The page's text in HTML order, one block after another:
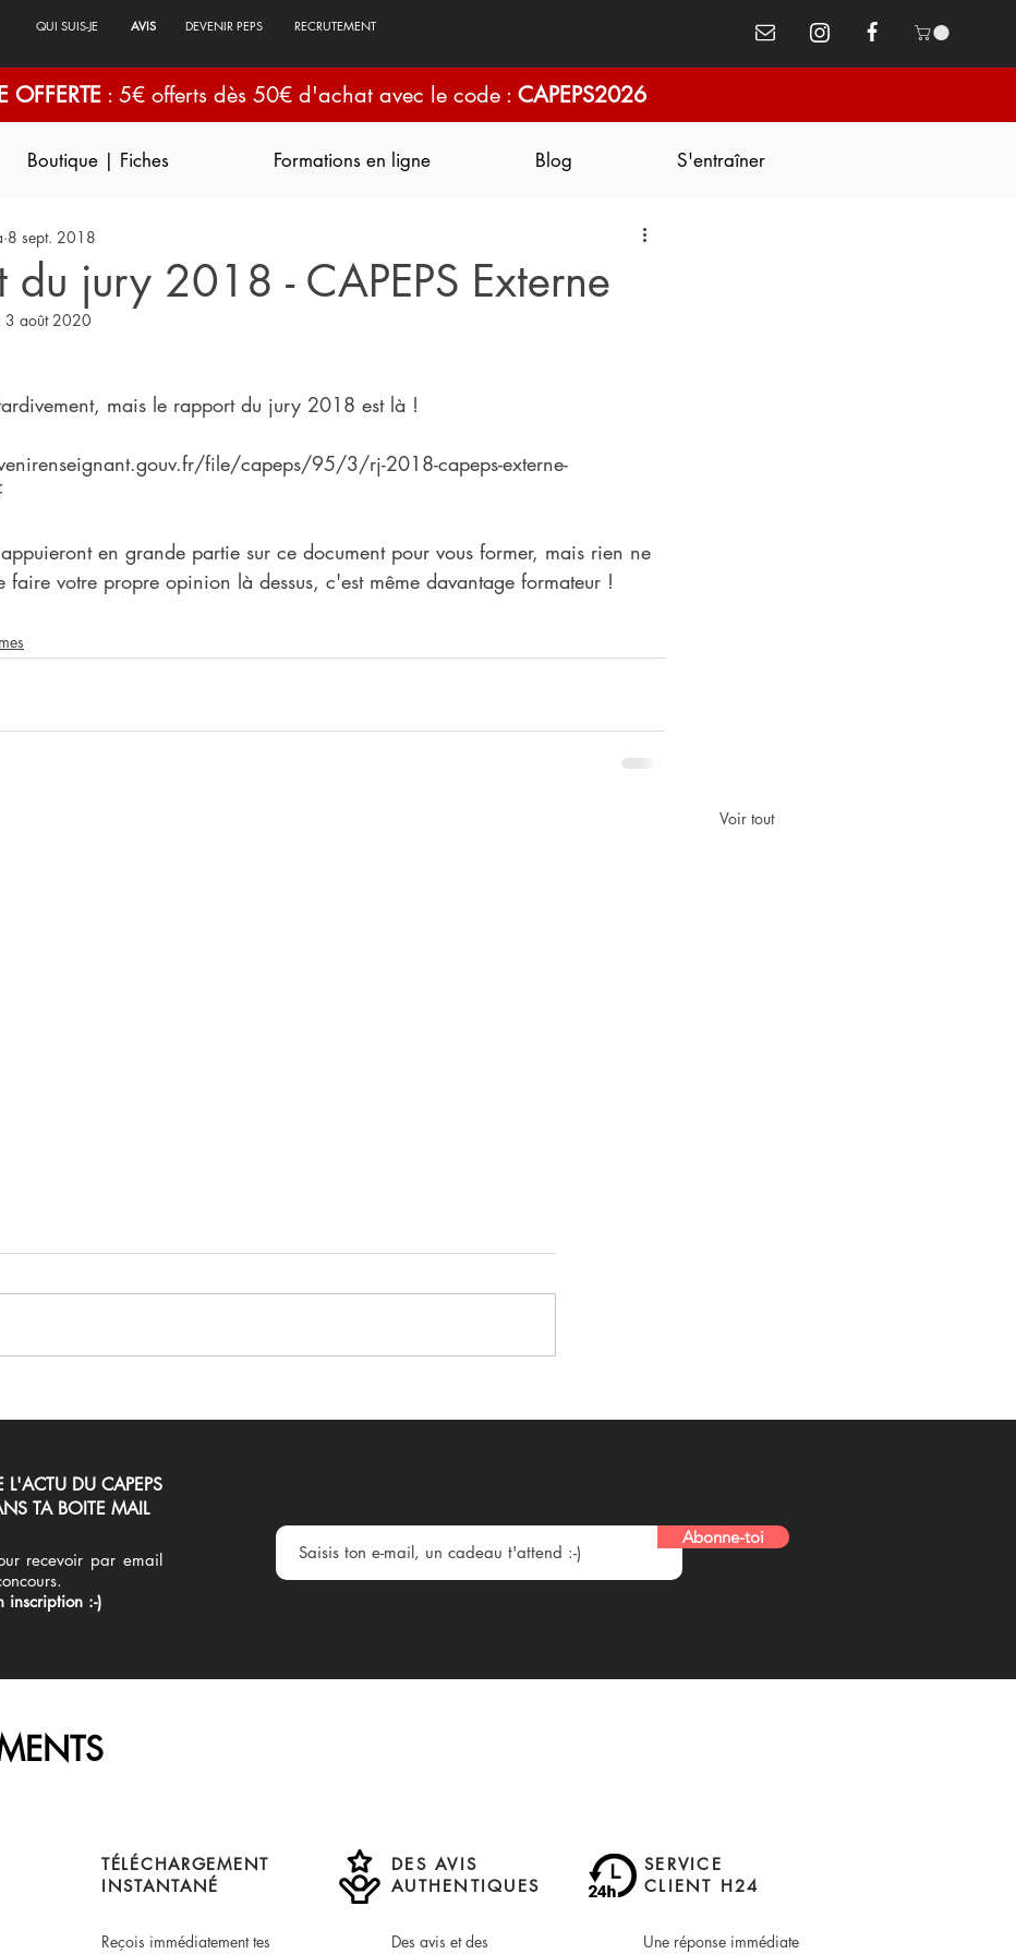
QUI SUIS-JE AVIS DEVENIR PEPS RECRUTEMENT
OFFERTE: 5€ offerts dès 50€ d'achat avec le code : CAPEPS2026
Boutique | Fiches Formations en ligne Blog S'entraîner
du jury 2018 - CAPEPS Externe
8 sept. 2018
3 août 2020
mais le rapport du jury 2018 est là !
file/capeps/95/3/rj-2018-capeps-externe-
en grande partie sur ce document pour vous former, mais rien ne
faire votre propre opinion là dessus, c'est même davantage formateur !
Voir tout
CAPEPS 2024
CAPEPS Externe 2022 - 2023
DU CAPEPS
TA BOITE MAIL
recevoir par email
inscription :-)
Abonne-toi
TÉLÉCHARGEMENT
INSTANTANÉ
DES AVIS
AUTHENTIQUES
SERVICE
CLIENT H24
Reçois immédiatement tes
Des avis et des
Une réponse immédiate